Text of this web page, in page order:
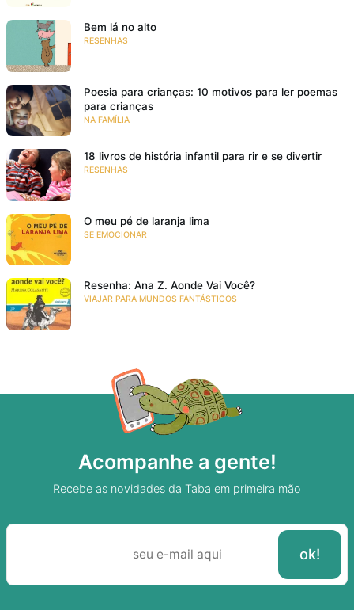
Bem lá no alto
RESENHAS
Poesia para crianças: 10 motivos para ler poemas
para crianças
NA FAMÍLIA
18 livros de história infantil para rir e se divertir
RESENHAS
O meu pé de laranja lima
SE EMOCIONAR
Resenha: Ana Z. Aonde Vai Você?
VIAJAR PARA MUNDOS FANTÁSTICOS
Acompanhe a gente!
Recebe as novidades da Taba em primeira mão